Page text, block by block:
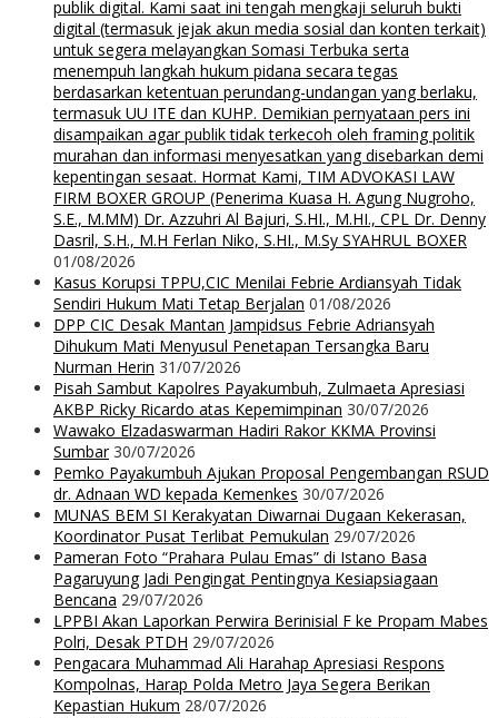
publik digital. Kami saat ini tengah mengkaji seluruh bukti
digital (termasuk jejak akun media sosial dan konten terkait)
untuk segera melayangkan Somasi Terbuka serta
menempuh langkah hukum pidana secara tegas
berdasarkan ketentuan perundang-undangan yang berlaku,
termasuk UU ITE dan KUHP. Demikian pernyataan pers ini
disampaikan agar publik tidak terkecoh oleh framing politik
murahan dan informasi menyesatkan yang disebarkan demi
kepentingan sesaat. Hormat Kami, TIM ADVOKASI LAW
FIRM BOXER GROUP (Penerima Kuasa H. Agung Nugroho,
S.E., M.MM) Dr. Azzuhri Al Bajuri, S.HI., M.HI., CPL Dr. Denny
Dasril, S.H., M.H Ferlan Niko, S.HI., M.Sy SYAHRUL BOXER
01/08/2026
Kasus Korupsi TPPU,CIC Menilai Febrie Ardiansyah Tidak
Sendiri Hukum Mati Tetap Berjalan 01/08/2026
DPP CIC Desak Mantan Jampidsus Febrie Adriansyah
Dihukum Mati Menyusul Penetapan Tersangka Baru
Nurman Herin 31/07/2026
Pisah Sambut Kapolres Payakumbuh, Zulmaeta Apresiasi
AKBP Ricky Ricardo atas Kepemimpinan 30/07/2026
Wawako Elzadaswarman Hadiri Rakor KKMA Provinsi
Sumbar 30/07/2026
Pemko Payakumbuh Ajukan Proposal Pengembangan RSUD
dr. Adnaan WD kepada Kemenkes 30/07/2026
MUNAS BEM SI Kerakyatan Diwarnai Dugaan Kekerasan,
Koordinator Pusat Terlibat Pemukulan 29/07/2026
Pameran Foto “Prahara Pulau Emas” di Istano Basa
Pagaruyung Jadi Pengingat Pentingnya Kesiapsiagaan
Bencana 29/07/2026
LPPBI Akan Laporkan Perwira Berinisial F ke Propam Mabes
Polri, Desak PTDH 29/07/2026
Pengacara Muhammad Ali Harahap Apresiasi Respons
Kompolnas, Harap Polda Metro Jaya Segera Berikan
Kepastian Hukum 28/07/2026